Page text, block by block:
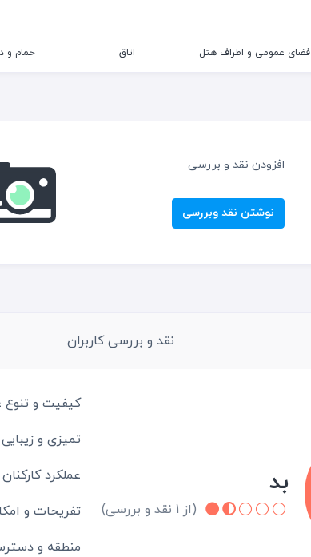
فضای عمومی و اطراف هتل اتاق حمام و
افزودن نقد و بررسی
نوشتن نقد وبررسی
نقد و بررسی کاربران
بد
(از 1 نقد و بررسی)
کیفیت و تنوع
تمیزی و
عملکرد کارکنان
تفریحات و
منطقه و